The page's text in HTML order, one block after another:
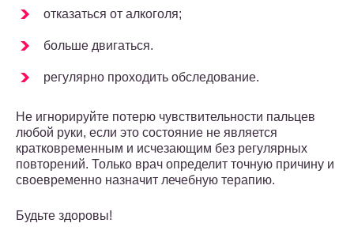
отказаться от алкоголя;
больше двигаться.
регулярно проходить обследование.
Не игнорируйте потерю чувствительности пальцев
любой руки, если это состояние не является
кратковременным и исчезающим без регулярных
повторений. Только врач определит точную причину и
своевременно назначит лечебную терапию.
Будьте здоровы!